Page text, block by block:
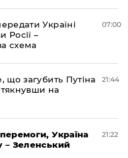
Україні
Росії –
схема
07:00
що загубить Путіна
на
21:44
Україна
– Зеленський
21:22